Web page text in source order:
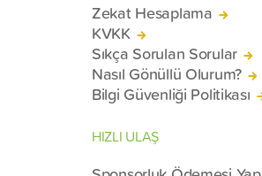
Zekat Hesaplama
KVKK
Sıkça Sorulan Sorular
Nasıl Gönüllü Olurum?
Bilgi Güvenliği Politikası
HIZLI ULAŞ